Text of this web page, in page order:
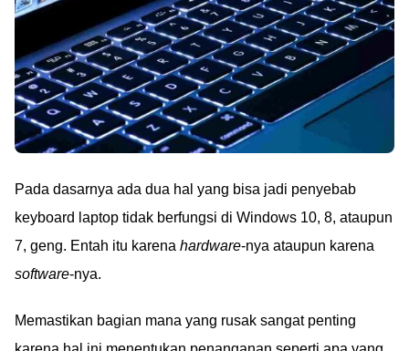
Pada dasarnya ada dua hal yang bisa jadi penyebab
keyboard laptop tidak berfungsi di Windows 10, 8, ataupun
7, geng. Entah itu karena hardware-nya ataupun karena
software-nya.
Memastikan bagian mana yang rusak sangat penting